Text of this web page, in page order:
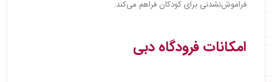
فراموش‌نشدنی برای کودکان فراهم می‌کند.
امکانات فرودگاه دبی